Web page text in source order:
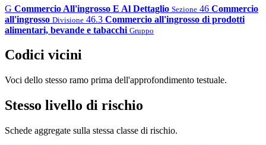
G Commercio All'ingrosso E Al Dettaglio Sezione 46 Commercio
all'ingrosso Divisione 46.3 Commercio all'ingrosso di prodotti
alimentari, bevande e tabacchi Gruppo
Codici vicini
Voci dello stesso ramo prima dell'approfondimento testuale.
Stesso livello di rischio
Schede aggregate sulla stessa classe di rischio.